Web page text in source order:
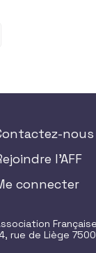
nous
l'AFF
connecter
rue de Liège